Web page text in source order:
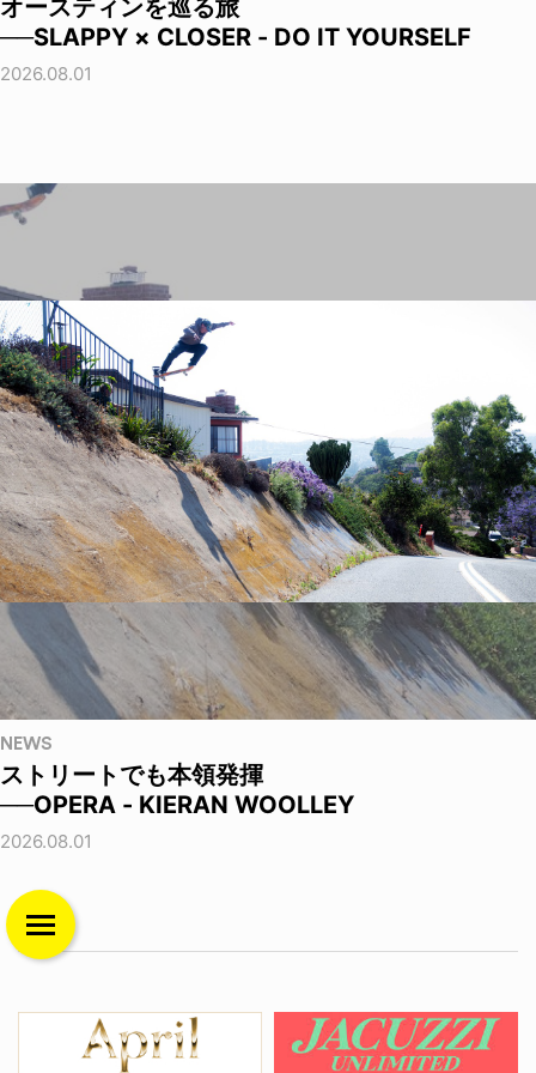
オースティンを巡る旅
──SLAPPY × CLOSER - DO IT YOURSELF
2026.08.01
NEWS
ストリートでも本領発揮
──OPERA - KIERAN WOOLLEY
2026.08.01